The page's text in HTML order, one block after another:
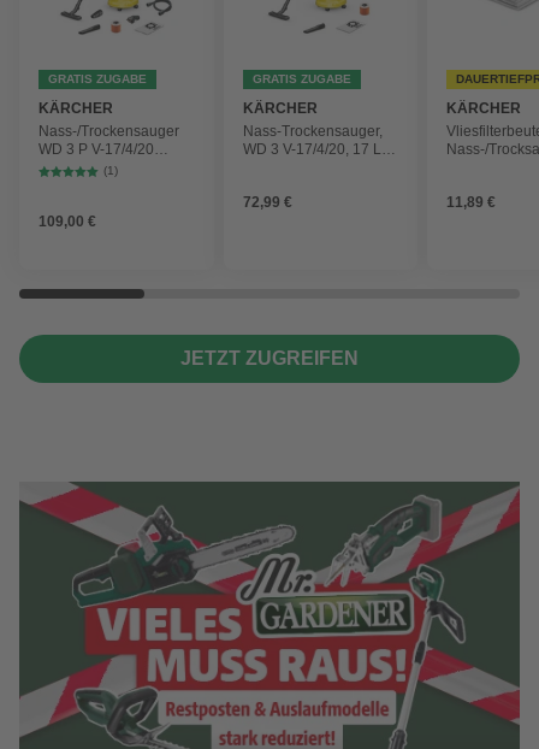
GRATIS ZUGABE
KÄRCHER
Nass-/Trockensauger
WD 3 P V-17/4/20
Workshop mit
(1)
109,00 €
GRATIS ZUGABE
KÄRCHER
Nass-Trockensauger,
WD 3 V-17/4/20, 17 L,
72,99 €
KÄRCHER
Nass-/
4 Stück
11,89 €
JETZT ZUGREIFEN